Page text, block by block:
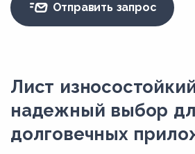
Отправить запрос
Лист
надежный выбор
долговечных